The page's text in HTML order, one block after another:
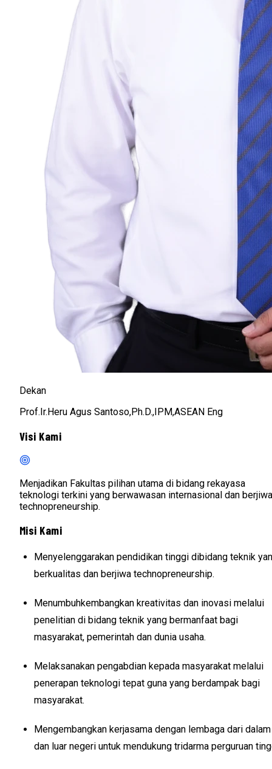
Dekan
Prof.Ir.Heru Agus Santoso,Ph.D.,IPM,ASEAN Eng
Visi Kami
Menjadikan Fakultas pilihan utama di bidang rekayasa
teknologi terkini yang berwawasan internasional dan berjiwa
technopreneurship.
Misi Kami
Menyelenggarakan pendidikan tinggi dibidang teknik
berkualitas dan berjiwa technopreneurship.
Menumbuhkembangkan kreativitas dan inovasi melalui
penelitian di bidang teknik yang bermanfaat bagi
masyarakat, pemerintah dan dunia usaha.
Melaksanakan pengabdian kepada masyarakat melalui
penerapan teknologi tepat guna yang berdampak bagi
masyarakat.
Mengembangkan kerjasama dengan lembaga dari dalam
dan luar negeri untuk mendukung tridarma perguruan